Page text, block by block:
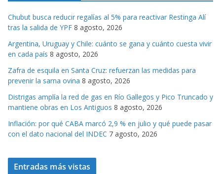
o
r
i
a
s
Chubut busca reducir regalías al 5% para reactivar Restinga Alí
tras la salida de YPF 8 agosto, 2026
Argentina, Uruguay y Chile: cuánto se gana y cuánto cuesta vivir
en cada país 8 agosto, 2026
Zafra de esquila en Santa Cruz: refuerzan las medidas para
prevenir la sarna ovina 8 agosto, 2026
Distrigas amplía la red de gas en Río Gallegos y Pico Truncado y
mantiene obras en Los Antiguos 8 agosto, 2026
Inflación: por qué CABA marcó 2,9 % en julio y qué puede pasar
con el dato nacional del INDEC 7 agosto, 2026
Entradas más vistas